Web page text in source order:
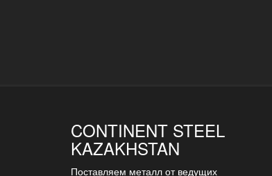
CONTINENT STEEL
KAZAKHSTAN
Поставляем металл от ведущих